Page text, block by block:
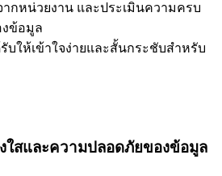
กหน่วยงาน และประเมินความครบ
ข้อมูล
บให้เข้าใจง่ายและสั้นกระชับสำหรับ
ใสและความปลอดภัยของข้อมูล